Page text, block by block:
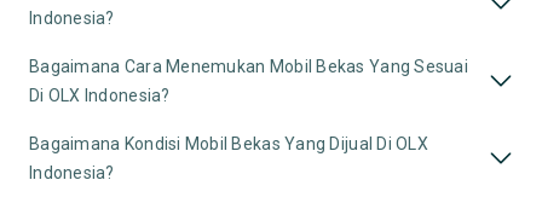
Indonesia?
Bagaimana Cara Menemukan Mobil Bekas Yang Sesuai
Di OLX Indonesia?
Bagaimana Kondisi Mobil Bekas Yang Dijual Di OLX
Indonesia?